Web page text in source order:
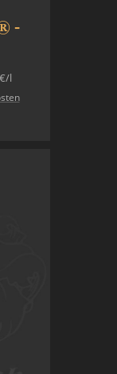
-
/l